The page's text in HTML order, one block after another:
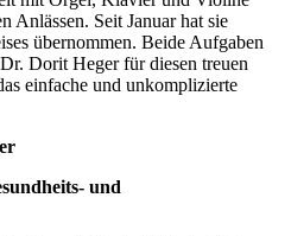
Anlässen. Seit Januar hat sie
übernommen. Beide Aufgaben
Dorit Heger für diesen treuen
einfache und unkomplizierte
und